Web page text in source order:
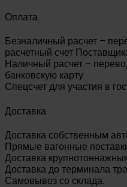
Оплата
Безналичный расчет –
расчетный счет
Наличный расчет –
банковскую карту.
Спецсчет для участия в
Доставка
Доставка собственным
Прямые вагонные
Доставка
Доставка до терминала
Самовывоз со склада.